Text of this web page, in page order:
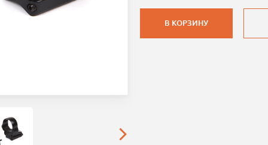
В КОРЗИНУ